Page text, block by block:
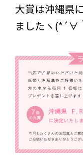
大賞は沖縄県
ましたヽ